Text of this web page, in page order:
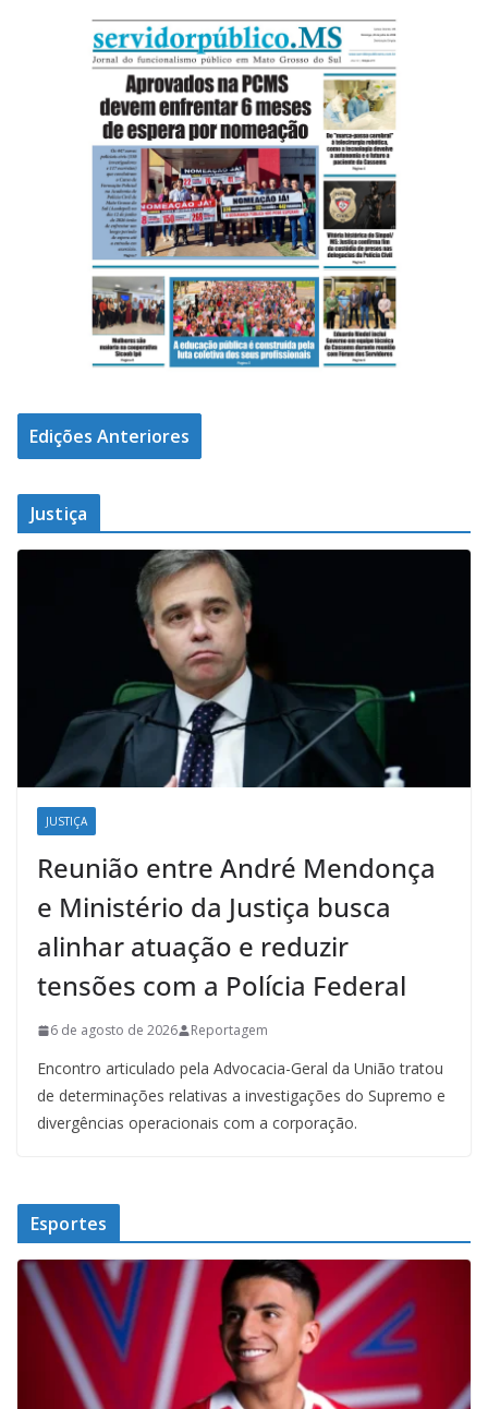
Edições Anteriores
Justiça
JUSTIÇA
Reunião entre André Mendonça
e Ministério da Justiça busca
alinhar atuação e reduzir
tensões com a Polícia Federal
6 de agosto de 2026 Reportagem
Encontro articulado pela Advocacia-Geral da União tratou
de determinações relativas a investigações do Supremo e
divergências operacionais com a corporação.
Esportes